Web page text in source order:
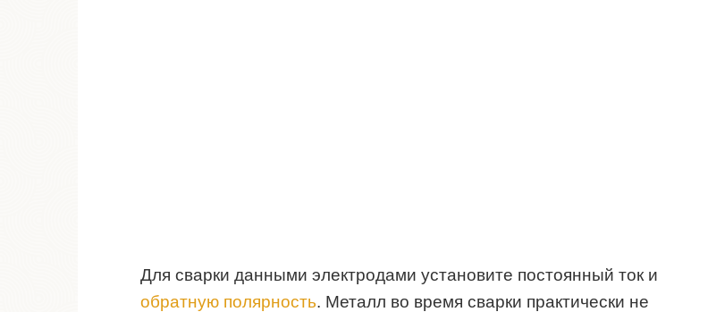
Для сварки данными электродами установите постоянный ток и
обратную полярность. Металл во время сварки практически не